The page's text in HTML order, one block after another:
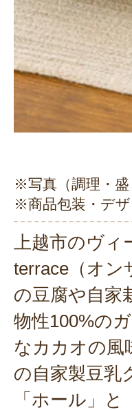
※写真（調理・盛
※商品包装・デ
上越市のヴ
terrace（オン
の豆腐や自家
物性100%の
なカカオの風
の自家製豆乳
「ホール」